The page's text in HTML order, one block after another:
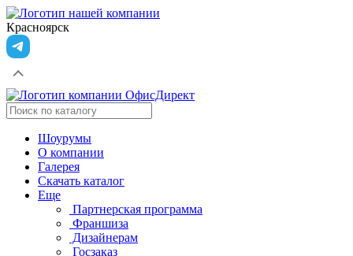
Красноярск
Шоурумы
О компании
Галерея
Скачать каталог
Еще
Партнерская программа
Франшиза
Дизайнерам
Госзаказ